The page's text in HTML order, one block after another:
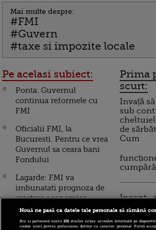
Mai multe despre:
#FMI
#Guvern
#taxe si impozite locale
Pe acelasi subiect:
Ponta: Guvernul
continua reformele cu
FMI
Oficialii FMI, la
Bucuresti. Pentru ce vrea
Guvernul sa ceara bani
Fondului
Lagarde: FMI va
imbunatati prognoza de
crestere economica
globala
Variantele pe care
Prima
scurt:
Invață
sub
de
Cum
Incont ,
TV de
Nouă ne pasă ca datele tale personale să rămână
Noi și partenerii noștri201stocăm și/sau accesăm informații pe
cookie unici pentru prelucrarea datelor cu caracter personal. Puteți